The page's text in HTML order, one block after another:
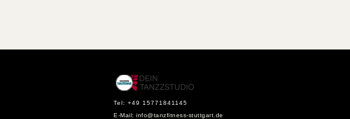
Tel: +49 15771841145
E-Mail: info@tanzfitness-stuttgart.de